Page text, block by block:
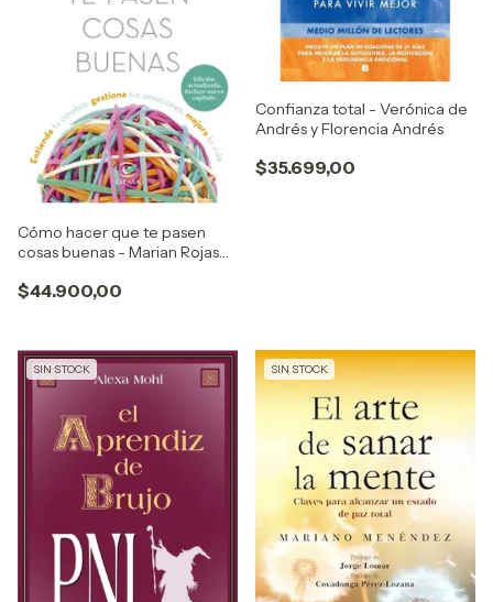
Cómo hacer que te pasen
cosas buenas - Marian Rojas
$44.900,00
Confianza total - Verónica de
Andrés y Florencia Andrés
$35.699,00
SIN STOCK SIN STOCK